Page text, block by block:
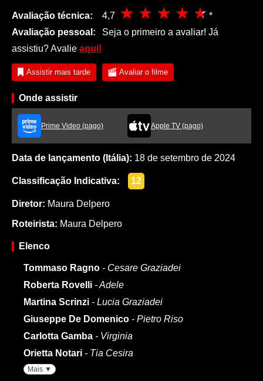
Avaliação técnica: 4,7
*
Avaliação pessoal:
Seja o primeiro a avaliar! Já
assistiu? Avalie aqui!
Assistir mais tarde Avaliar o filme
Onde assistir
Prime Video (pago) Apple TV (pago)
Data de lançamento (Itália): 18 de setembro de 2024
Classificação Indicativa: 12
Diretor: Maura Delpero
Roteirista: Maura Delpero
Elenco
Tommaso Ragno - Cesare Graziadei
Roberta Rovelli - Adele
Martina Scrinzi - Lucia Graziadei
Giuseppe De Domenico - Pietro Riso
Carlotta Gamba - Virginia
Orietta Notari - Tia Cesira
Mais ▼